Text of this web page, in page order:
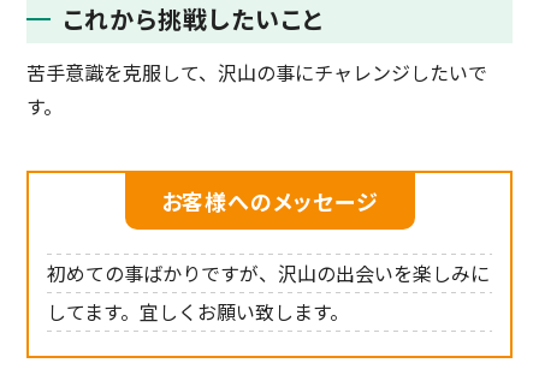
これから挑戦したいこと
苦手意識を克服して、沢山の事にチャレンジしたいで
す。
お客様へのメッセージ
初めての事ばかりですが、沢山の出会いを楽しみに
してます。宜しくお願い致します。